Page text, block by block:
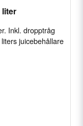
Inkl. dropptråg
juicebehållare